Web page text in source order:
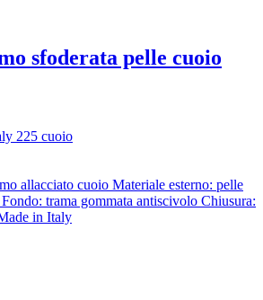
sfoderata pelle cuoio
225 cuoio
allacciato cuoio Materiale esterno: pelle
trama gommata antiscivolo Chiusura:
in Italy